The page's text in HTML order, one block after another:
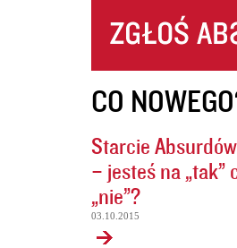
CO
Starcie
– jesteś na „tak”
„nie”?
03.10.2015